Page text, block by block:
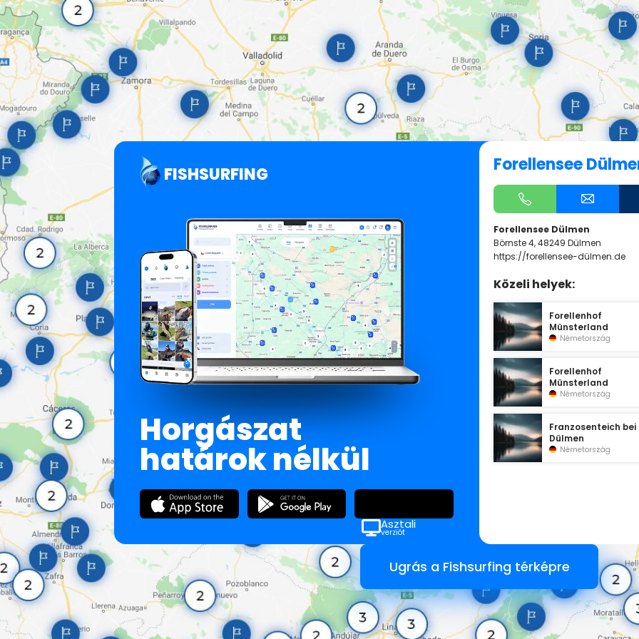
FISHSURFING
Horgászat
határok nélkül
Asztali
verziót
Forellensee
Forellensee Dülmen
Börnste 4, 48249 Dülmen
https://forellensee-dülmen.de
Közeli helyek:
Forellenhof
Münsterland
Németország
Forellenhof
Münsterland
Németország
Franzosenteich bei
Dülmen
Németország
Ugrás a Fishsurfing térképre